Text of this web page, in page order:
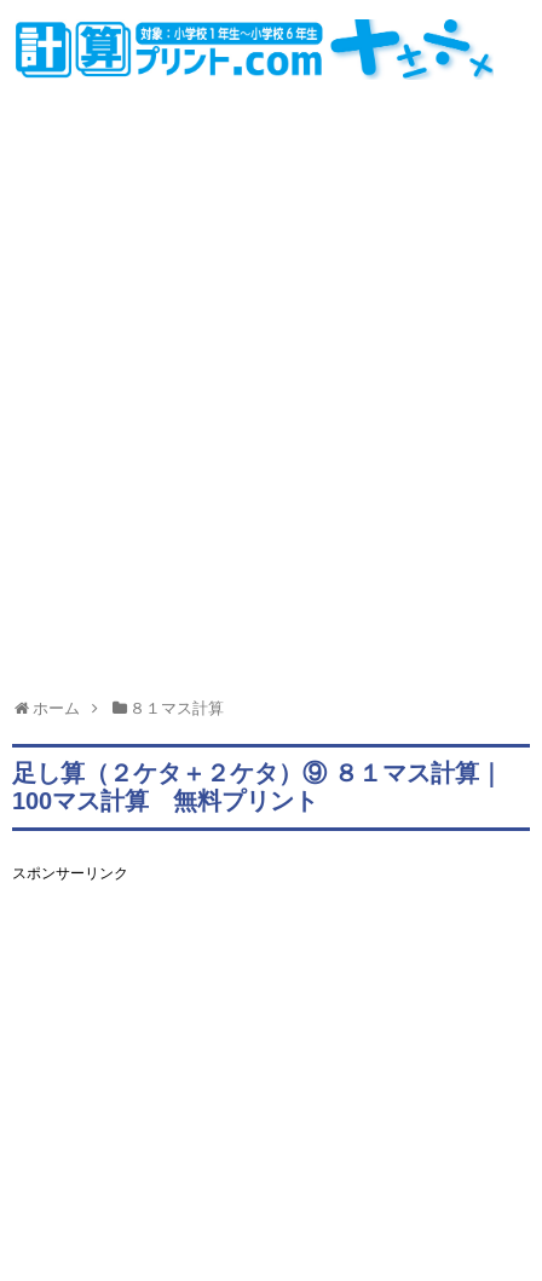
ホーム ８１マス計算
足し算（２ケタ＋２ケタ）⑨ ８１マス計算｜
100マス計算 無料プリント
スポンサーリンク